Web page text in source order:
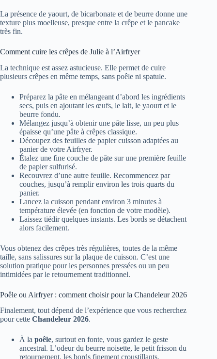
La présence de yaourt, de bicarbonate et de beurre donne une
texture plus moelleuse, presque entre la crêpe et le pancake
très fin.
Comment cuire les crêpes de Julie à l’Airfryer
La technique est assez astucieuse. Elle permet de cuire
plusieurs crêpes en même temps, sans poêle ni spatule.
Préparez la pâte en mélangeant d’abord les ingrédients
secs, puis en ajoutant les œufs, le lait, le yaourt et le
beurre fondu.
Mélangez jusqu’à obtenir une pâte lisse, un peu plus
épaisse qu’une pâte à crêpes classique.
Découpez des feuilles de papier cuisson adaptées au
panier de votre Airfryer.
Étalez une fine couche de pâte sur une première feuille
de papier sulfurisé.
Recouvrez d’une autre feuille. Recommencez par
couches, jusqu’à remplir environ les trois quarts du
panier.
Lancez la cuisson pendant environ 3 minutes à
température élevée (en fonction de votre modèle).
Laissez tiédir quelques instants. Les bords se détachent
alors facilement.
Vous obtenez des crêpes très régulières, toutes de la même
taille, sans salissures sur la plaque de cuisson. C’est une
solution pratique pour les personnes pressées ou un peu
intimidées par le retournement traditionnel.
Poêle ou Airfryer : comment choisir pour la Chandeleur 2026
Finalement, tout dépend de l’expérience que vous recherchez
pour cette Chandeleur 2026.
À la poêle, surtout en fonte, vous gardez le geste
ancestral. L’odeur du beurre noisette, le petit frisson du
retournement, les bords finement croustillants.